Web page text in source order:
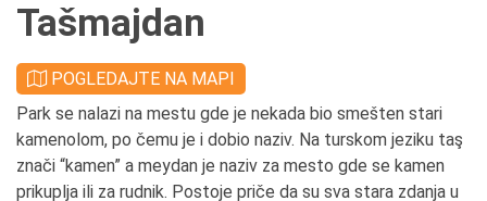
Tašmajdan
POGLEDAJTE NA MAPI
Park se nalazi na mestu gde je nekada bio smešten stari
kamenolom, po čemu je i dobio naziv. Na turskom jeziku taş
znači “kamen” a meydan je naziv za mesto gde se kamen
prikuplja ili za rudnik. Postoje priče da su sva stara zdanja u